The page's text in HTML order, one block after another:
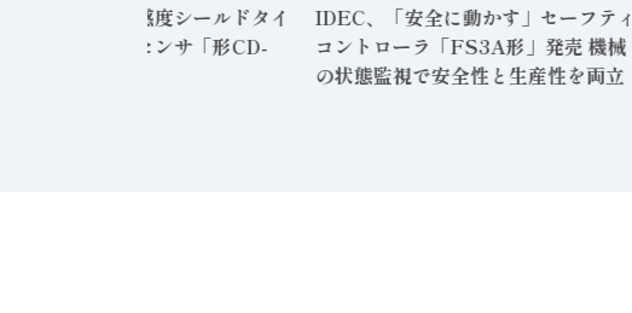
サテック、高感度シールドタイ
電容量形近接センサ「形CD-
IDEC、「安全に動かす」セーフティ
コントローラ「FS3A形」発売 機械
の状態監視で安全性と生産性を両立